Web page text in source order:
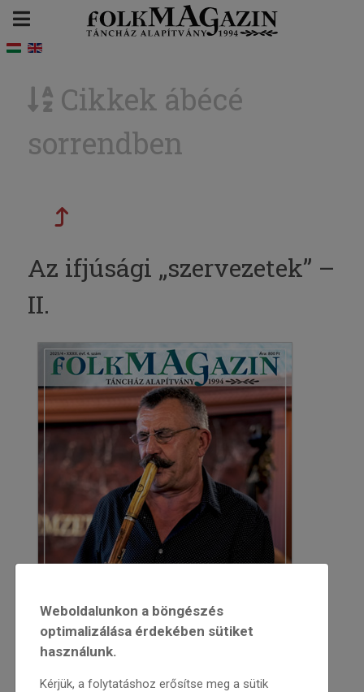
Cikkek ábécé
sorrendben
Az ifjúsági „szervezetek” –
II.
Weboldalunkon a böngészés
optimalizálása érdekében sütiket
használunk.
Kérjük, a folytatáshoz erősítse meg a sütik